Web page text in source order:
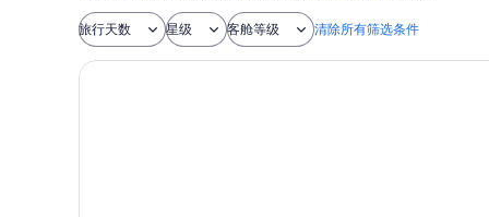
旅行天数 星级 客舱等级 清除所有筛选条件
苏梅布里扎海滩度假村